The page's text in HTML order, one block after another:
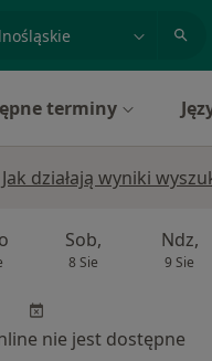
terminy
Jak działają wyniki
Sob,
8 Sie
Ndz,
9 Sie
nie jest dostępne